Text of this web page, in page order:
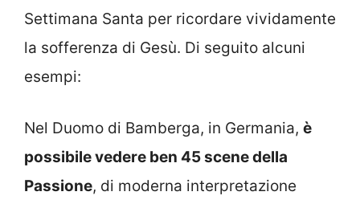
Settimana Santa per ricordare vividamente
la sofferenza di Gesù. Di seguito alcuni
esempi:
Nel Duomo di Bamberga, in Germania, è
possibile vedere ben 45 scene della
Passione, di moderna interpretazione